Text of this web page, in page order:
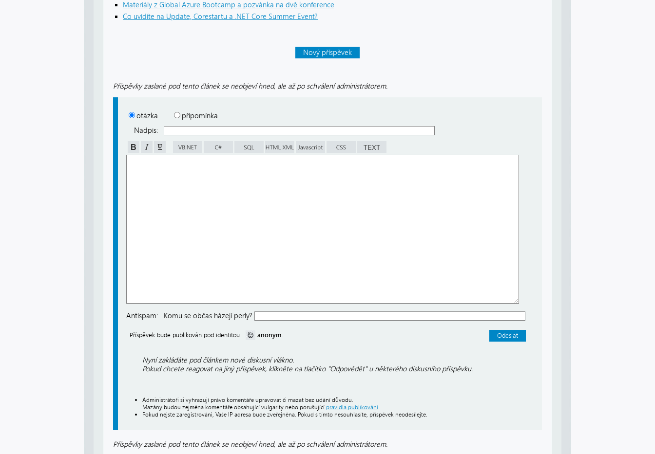
Materiály z Global Azure Bootcamp a pozvánka na dvě konference
Co uvidíte na Update, Corestartu a .NET Core Summer Event?
Nový příspěvek
Příspěvky zaslané pod tento článek se neobjeví hned, ale až po schválení administrátorem.
otázka
připomínka
Nadpis:
Antispam: Komu se občas házejí perly?
Příspěvek bude publikován pod identitou anonym.
Nyní zakládáte pod článkem nové diskusní vlákno.
Pokud chcete reagovat na jiný příspěvek, klikněte na tlačítko "Odpovědět" u některého diskusního příspěvku.
Administrátoři si vyhrazují právo komentáře upravovat či mazat bez udání důvodu.
Mazány budou zejména komentáře obsahující vulgarity nebo porušující pravidla publikování.
Pokud nejste zaregistrováni, Vaše IP adresa bude zveřejněna. Pokud s tímto nesouhlasíte, příspěvek neodesílejte.
Příspěvky zaslané pod tento článek se neobjeví hned, ale až po schválení administrátorem.